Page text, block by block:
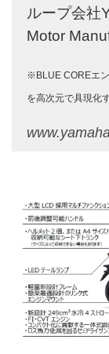
ループ会社
Motor
※BLUE COREエン
を高次元で具現化